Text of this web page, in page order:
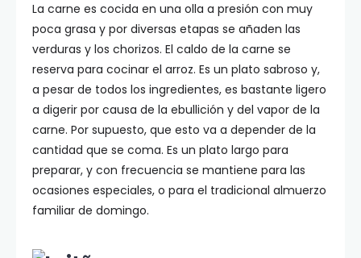
La carne es cocida en una olla a presión con muy
poca grasa y por diversas etapas se añaden las
verduras y los chorizos. El caldo de la carne se
reserva para cocinar el arroz. Es un plato sabroso y,
a pesar de todos los ingredientes, es bastante ligero
a digerir por causa de la ebullición y del vapor de la
carne. Por supuesto, que esto va a depender de la
cantidad que se coma. Es un plato largo para
preparar, y con frecuencia se mantiene para las
ocasiones especiales, o para el tradicional almuerzo
familiar de domingo.